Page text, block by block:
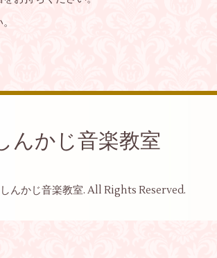
んかじ音楽教室
しんかじ音楽教室. All Rights Reserved.